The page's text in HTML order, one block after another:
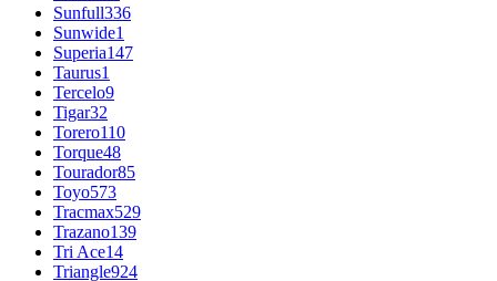
Sunfull336
Sunwide1
Superia147
Taurus1
Tercelo9
Tigar32
Torero110
Torque48
Tourador85
Toyo573
Tracmax529
Trazano139
Tri Ace14
Triangle924